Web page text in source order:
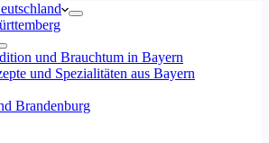
und Brauchtum in Bayern
und Spezialitäten aus Bayern
Brandenburg